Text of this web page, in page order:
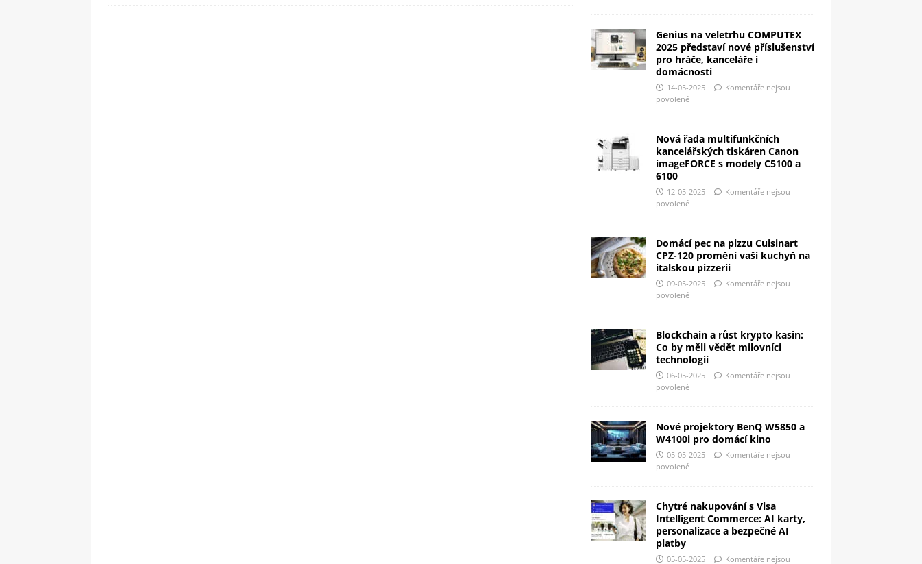
Genius na veletrhu COMPUTEX
2025 představí nové příslušenství
pro hráče, kanceláře i
domácnosti
14-05-2025
Komentáře nejsou
povolené
Nová řada multifunkčních
kancelářských tiskáren Canon
imageFORCE s modely C5100 a
6100
12-05-2025
Komentáře nejsou
povolené
Domácí pec na pizzu Cuisinart
CPZ-120 promění vaši kuchyň na
italskou pizzerii
09-05-2025
Komentáře nejsou
povolené
Blockchain a růst krypto kasin:
Co by měli vědět milovníci
technologií
06-05-2025
Komentáře nejsou
povolené
Nové projektory BenQ W5850 a
W4100i pro domácí kino
05-05-2025
Komentáře nejsou
povolené
Chytré nakupování s Visa
Intelligent Commerce: AI karty,
personalizace a bezpečné AI
platby
05-05-2025 Komentáře nejsou